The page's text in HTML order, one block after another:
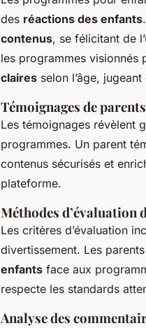
des réactions des enfants
contenus, se félicitant de
les programmes visionnés
claires selon l’âge,
Témoignages de parents
Les témoignages révèlent
programmes. Un parent
contenus sécurisés et
plateforme.
Méthodes d’évaluation
Les critères d’évaluation
divertissement. Les
enfants face aux
respecte les standards
Analyse des